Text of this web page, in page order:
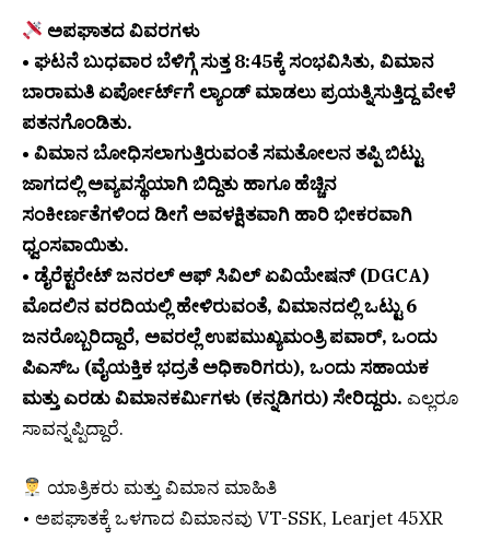
ಅಪಘಾತದ ವಿವರಗಳು
• ಘಟನೆ ಬುಧವಾರ ಬೆಳಿಗ್ಗೆ ಸುತ್ತ 8:45ಕ್ಕೆ ಸಂಭವಿಸಿತು, ವಿಮಾನ
ಬಾರಾಮತಿ ಏರ್ಪೋರ್ಟ್‌ಗೆ ಲ್ಯಾಂಡ್ ಮಾಡಲು ಪ್ರಯತ್ನಿಸುತ್ತಿದ್ದ ವೇಳೆ
ಪತನಗೊಂಡಿತು.
• ವಿಮಾನ ಬೋಧಿಸಲಾಗುತ್ತಿರುವಂತೆ ಸಮತೋಲನ ತಪ್ಪಿ ಬಿಟ್ಟು
ಜಾಗದಲ್ಲಿ ಅವ್ಯವಸ್ಥೆಯಾಗಿ ಬಿದ್ದಿತು ಹಾಗೂ ಹೆಚ್ಚಿನ
ಸಂಕೀರ್ಣತೆಗಳಿಂದ ಡೀಗೆ ಅವಳಕ್ಷಿತವಾಗಿ ಹಾರಿ ಭೀಕರವಾಗಿ
ಧ್ವಂಸವಾಯಿತು.
• ಡೈರೆಕ್ಟರೇಟ್ ಜನರಲ್ ಆಫ್ ಸಿವಿಲ್ ಏವಿಯೇಷನ್ (DGCA)
ಮೊದಲಿನ ವರದಿಯಲ್ಲಿ ಹೇಳಿರುವಂತೆ, ವಿಮಾನದಲ್ಲಿ ಒಟ್ಟು 6
ಜನರೊಬ್ಬರಿದ್ದಾರೆ, ಅವರಲ್ಲೆ ಉಪಮುಖ್ಯಮಂತ್ರಿ ಪವಾರ್, ಒಂದು
ಪಿಎಸ್‌ಒ (ವೈಯಕ್ತಿಕ ಭದ್ರತೆ ಅಧಿಕಾರಿಗರು), ಒಂದು ಸಹಾಯಕ
ಮತ್ತು ಎರಡು ವಿಮಾನಕರ್ಮಿಗಳು (ಕನ್ನಡಿಗರು) ಸೇರಿದ್ದರು. ಎಲ್ಲರೂ
ಸಾವನ್ನಪ್ಪಿದ್ದಾರೆ.
ಯಾತ್ರಿಕರು ಮತ್ತು ವಿಮಾನ ಮಾಹಿತಿ
• ಅಪಘಾತಕ್ಕೆ ಒಳಗಾದ ವಿಮಾನವು VT-SSK, Learjet 45XR